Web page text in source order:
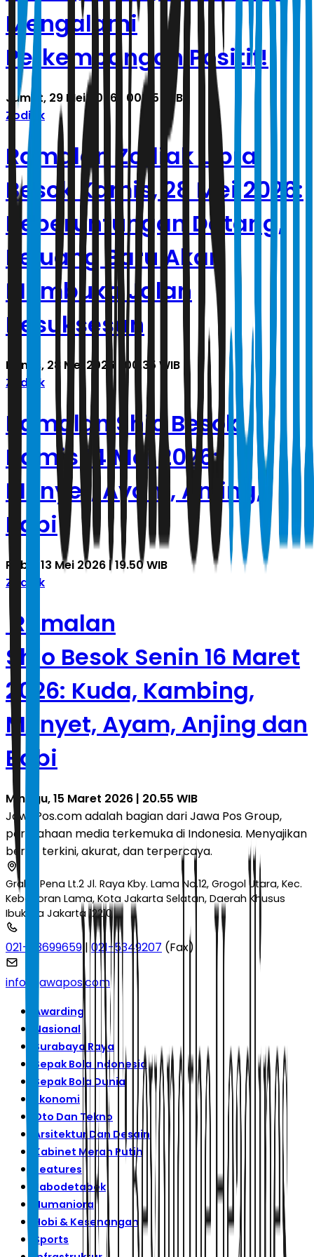
Mengalami
Perkembangan Positif!
Jumat, 29 Mei 2026 | 00.45 WIB
Zodiak
Ramalan Zodiak Libra
Besok Kamis, 28 Mei 2026:
Keberuntungan Datang,
Peluang Baru Akan
Membuka Jalan
Kesuksesan
Kamis, 28 Mei 2026 | 00.35 WIB
Zodiak
Ramalan Shio Besok
Kamis 14 Mei 2026:
Monyet, Ayam, Anjing,
Babi
Rabu, 13 Mei 2026 | 19.50 WIB
Zodiak
Ramalan
Shio Besok Senin 16 Maret
2026: Kuda, Kambing,
Monyet, Ayam, Anjing dan
Babi
Minggu, 15 Maret 2026 | 20.55 WIB
JawaPos.com adalah bagian dari Jawa Pos Group,
perusahaan media terkemuka di Indonesia. Menyajikan
berita terkini, akurat, dan terpercaya.
Graha Pena Lt.2 Jl. Raya Kby. Lama No.12, Grogol Utara, Kec.
Kebayoran Lama, Kota Jakarta Selatan, Daerah Khusus
Ibukota Jakarta 12210
021-53699659 |021-5349207 (Fax)
info@jawapos.com
Awarding
Nasional
Surabaya Raya
Sepak Bola Indonesia
Sepak Bola Dunia
Ekonomi
Oto Dan Tekno
Arsitektur Dan Desain
Kabinet Merah Putih
Features
Jabodetabek
Humaniora
Hobi & Kesenangan
Sports